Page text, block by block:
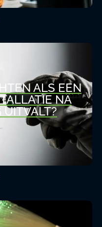
ALS EEN
NA
UITVALT?